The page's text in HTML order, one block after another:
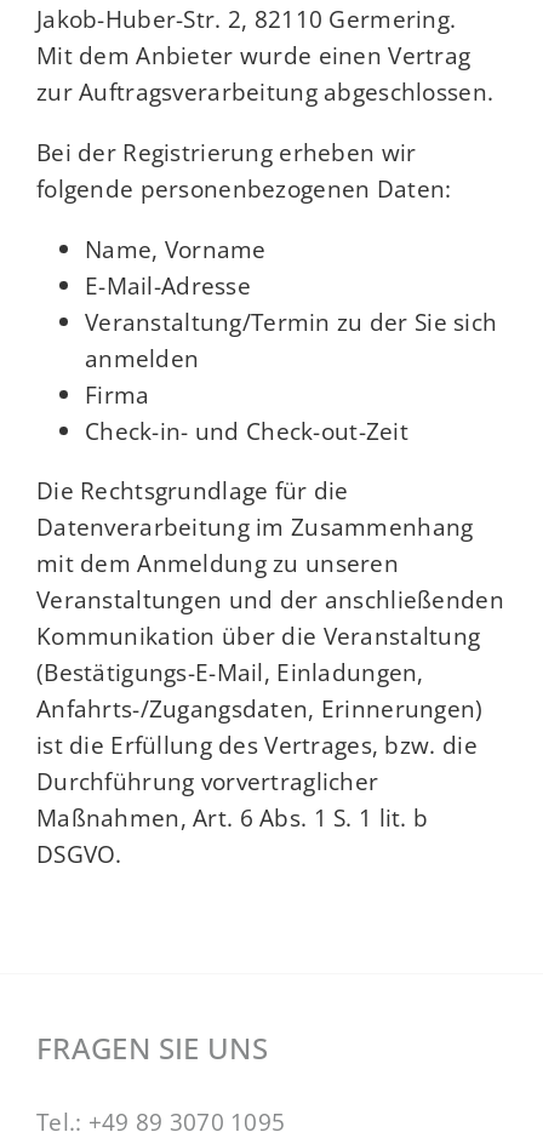
Jakob-Huber-Str. 2, 82110 Germering.
Mit dem Anbieter wurde einen Vertrag
zur Auftragsverarbeitung abgeschlossen.
Bei der Registrierung erheben wir
folgende personenbezogenen Daten:
Name, Vorname
E-Mail-Adresse
Veranstaltung/Termin zu der Sie sich
anmelden
Firma
Check-in- und Check-out-Zeit
Die Rechtsgrundlage für die
Datenverarbeitung im Zusammenhang
mit dem Anmeldung zu unseren
Veranstaltungen und der anschließenden
Kommunikation über die Veranstaltung
(Bestätigungs-E-Mail, Einladungen,
Anfahrts-/Zugangsdaten, Erinnerungen)
ist die Erfüllung des Vertrages, bzw. die
Durchführung vorvertraglicher
Maßnahmen, Art. 6 Abs. 1 S. 1 lit. b
DSGVO.
FRAGEN SIE UNS
Tel.: +49 89 3070 1095